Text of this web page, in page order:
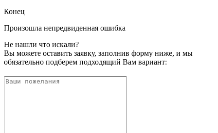
Конец
Произошла непредвиденная ошибка
Не нашли что искали?
Вы можете оставить заявку, заполнив форму ниже, и мы
обязательно подберем подходящий Вам вариант: